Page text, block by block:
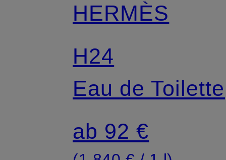
HERMÈS
H24
Eau de Toilette
ab 92 €